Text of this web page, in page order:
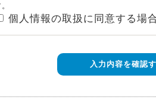
個人情報の取扱に同意する場
入力内容を確認